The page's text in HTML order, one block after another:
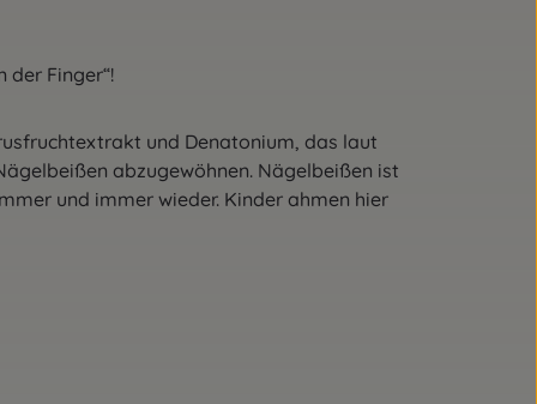
der Finger“!
und Denatonium, das laut
abzugewöhnen. Nägelbeißen ist
und immer wieder. Kinder ahmen hier